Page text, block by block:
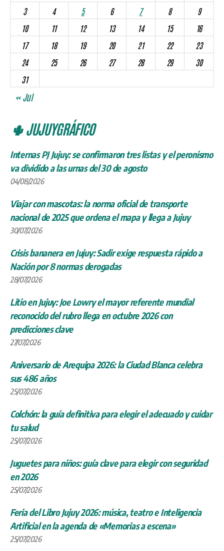
3
4 5 6 7 8
9
10
11 12 13 14 15
16
17
18 19 20 21 22
23
24
25 26 27 28 29
30
31
« Jul
🌵 JUJUYGRÁFICO
Internas PJ Jujuy: se confirmaron tres listas y el peronismo
va dividido a las urnas del 30 de agosto
04/08/2026
Viajar con mascotas: la norma oficial de transporte
nacional de 2025 que ordena el mapa y llega a Jujuy
30/07/2026
Crisis bananera en Jujuy: Sadir exige respuesta rápido a
Nación por 8 normas derogadas
28/07/2026
Litio en Jujuy: Joe Lowry el mayor referente mundial
reconocido del rubro llega en octubre 2026 con
predicciones clave
27/07/2026
Aniversario de Arequipa 2026: la Ciudad Blanca celebra
sus 486 años
25/07/2026
Colchón: la guía definitiva para elegir el adecuado y cuidar
tu salud
25/07/2026
Juguetes para niños: guía clave para elegir con seguridad
en 2026
25/07/2026
Feria del Libro Jujuy 2026: música, teatro e Inteligencia
Artificial en la agenda de «Memorias a escena»
25/07/2026